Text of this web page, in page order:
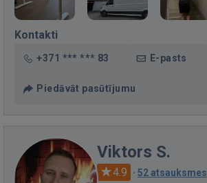
Kontakti
+371 *** *** 83 E-pasts
Piedāvāt pasūtījumu
Viktors S.
4.9 · 52 atsauksmes